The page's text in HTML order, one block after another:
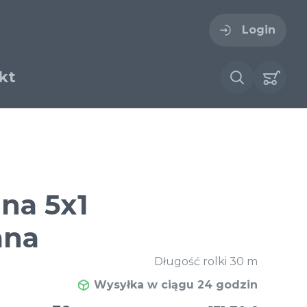
Login
druciana
Siatka tkana ze stali
nierdzewnej
5x1
Długość rolki 30 m
Wysyłka w ciągu 24 godzin